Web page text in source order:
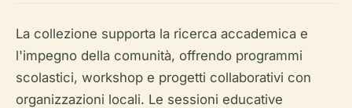
La collezione supporta la ricerca accademica e
l'impegno della comunità, offrendo programmi
scolastici, workshop e progetti collaborativi con
organizzazioni locali. Le sessioni educative